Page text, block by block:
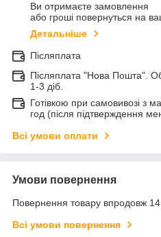
Ви отримаєте замовлення
або гроші повернуться на
Детальніше
Післяплата
Післяплата "Нова Пошта".
1-3 діб.
Готівкою при самовивозі з
год (після підтверждення
Всі умови оплати
Умови повернення
Повернення товару впродовж 14
Всі умови повернення